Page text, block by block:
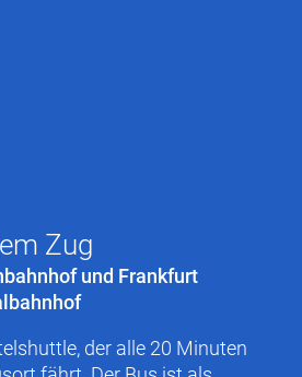
Zug
und Frankfurt
der alle 20 Minuten